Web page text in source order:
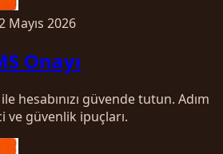
Mayıs 2026
Onayı
hesabınızı güvende tutun. Adım
ve güvenlik ipuçları.